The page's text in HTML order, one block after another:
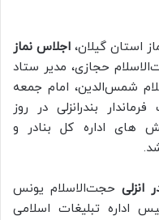
استان گیلان، اجلاس نماز
حجازی، مدیر ستاد
شمس‌الدین، امام جمعه
بندرانزلی در روز
های اداره کل بنادر و
انزلی حجت‌الاسلام یونس
اداره تبلیغات اسلامی